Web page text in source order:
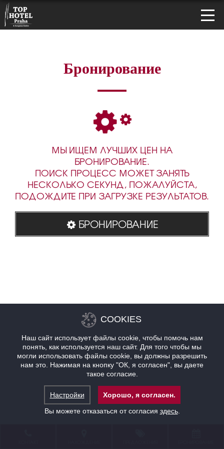
Бронирование
МЫ ИЩЕМ ЛУЧШИХ ЦЕН НА
БРОНИРОВАНИЕ.
ПОИСК ПРОЦЕСС МОЖЕТ ЗАНЯТЬ
НЕСКОЛЬКО СЕКУНД, ПОЖАЛУЙСТА,
ПОДОЖДИТЕ ПРИ ЗАГРУЗКЕ РЕЗУЛЬТАТОВ.
БРОНИРОВАНИЕ
COOKIES
Наш сайт использует файлы cookie, чтобы помочь нам
понять, как используется наш сайт. Для того чтобы мы
могли использовать файлы cookie, вы должны разрешить
нам это. Нажимая на кнопку "ОК, я согласен", вы даете
такое согласие.
Настройки
Хорошо, я согласен.
Вы можете отказаться от согласия здесь.